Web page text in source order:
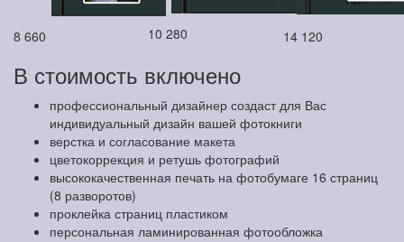
8 660 10 280 14 120
В стоимость включено
профессиональный дизайнер создаст для Вас
индивидуальный дизайн вашей фотокниги
верстка и согласование макета
цветокоррекция и ретушь фотографий
высококачественная печать на фотобумаге 16 страниц
(8 разворотов)
проклейка страниц пластиком
персональная ламинированная фотообложка